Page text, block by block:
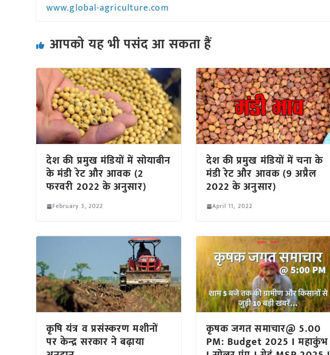
www.global-agriculture.com
आपको यह भी पसंद आ सकता हैं
देश की प्रमुख मंडियों में सोयाबीन
के मंडी रेट और आवक (2
फरवरी 2022 के अनुसार)
February 3, 2022
देश की प्रमुख मंडियों में चना के
मंडी रेट और आवक (9 अप्रैल
2022 के अनुसार)
April 11, 2022
कृषि यंत्र व प्रसंस्करण मशीनों
पर केन्द्र सरकार ने बढ़ाया
कृषक जगत समाचार@ 5.00
PM: Budget 2025 I महाकुंभ